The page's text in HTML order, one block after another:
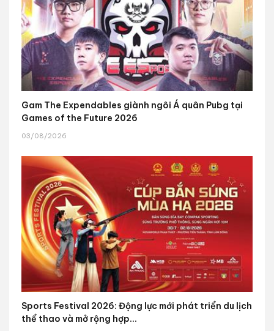
Gam The Expendables giành ngôi Á quân Pubg tại
Games of the Future 2026
03/08/2026
Sports Festival 2026: Động lực mới phát triển du lịch
thể thao và mở rộng hợp...